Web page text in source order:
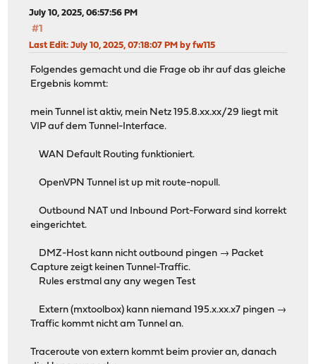
July 10, 2025, 06:57:56 PM
#1
Last Edit: July 10, 2025, 07:18:07 PM by fw115
Folgendes gemacht und die Frage ob ihr auf das gleiche
Ergebnis kommt:
mein Tunnel ist aktiv, mein Netz 195.8.xx.xx/29 liegt mit
VIP auf dem Tunnel-Interface.
WAN Default Routing funktioniert.
OpenVPN Tunnel ist up mit route-nopull.
Outbound NAT und Inbound Port-Forward sind korrekt
eingerichtet.
DMZ-Host kann nicht outbound pingen → Packet
Capture zeigt keinen Tunnel-Traffic.
Rules erstmal any any wegen Test
Extern (mxtoolbox) kann niemand 195.x.xx.x7 pingen →
Traffic kommt nicht am Tunnel an.
Traceroute von extern kommt beim provier an, danach